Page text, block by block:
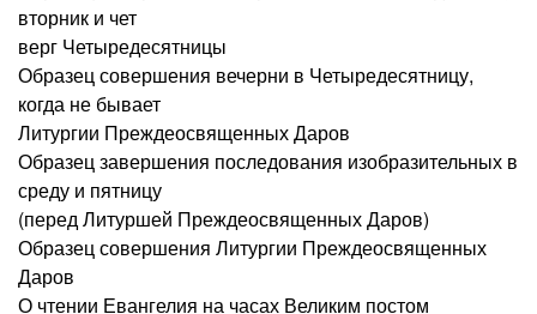
вторник и чет­
верг Четыредесятницы
Образец совершения вечерни в Четыредесятницу,
когда не бывает
Литургии Преждеосвященных Даров
Образец завершения последования изобразительных в
среду и пятницу
(перед Литуршей Преждеосвященных Даров)
Образец совершения Литургии Преждеосвященных
Даров
О чтении Евангелия на часах Великим постом